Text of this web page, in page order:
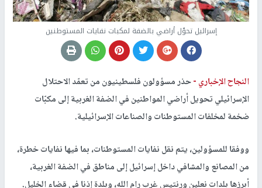
إسرائيل تحوّل أراضي بالضفة لمكبات نفايات المستوطنين
النجاح الإخباري -حذر مسؤولون فلسطينيون من تعمّد الاحتلال
الإسرائيلي تحويل أراضي المواطنين في الضفة الغربية إلى مكبّات
ضخمة لمخلفات المستوطنات والصناعات الإسرائيلية.
ووفقا للمسؤولين، يتم نقل نفايات المستوطنات، بما فيها نفايات خطرة،
من المصانع والمشافي داخل إسرائيل إلى مناطق في الضفة الغربية،
أبرزها بلدات نعلين ورنتيس غرب رام الله، وبلدة إذنا في قضاء الخليل.